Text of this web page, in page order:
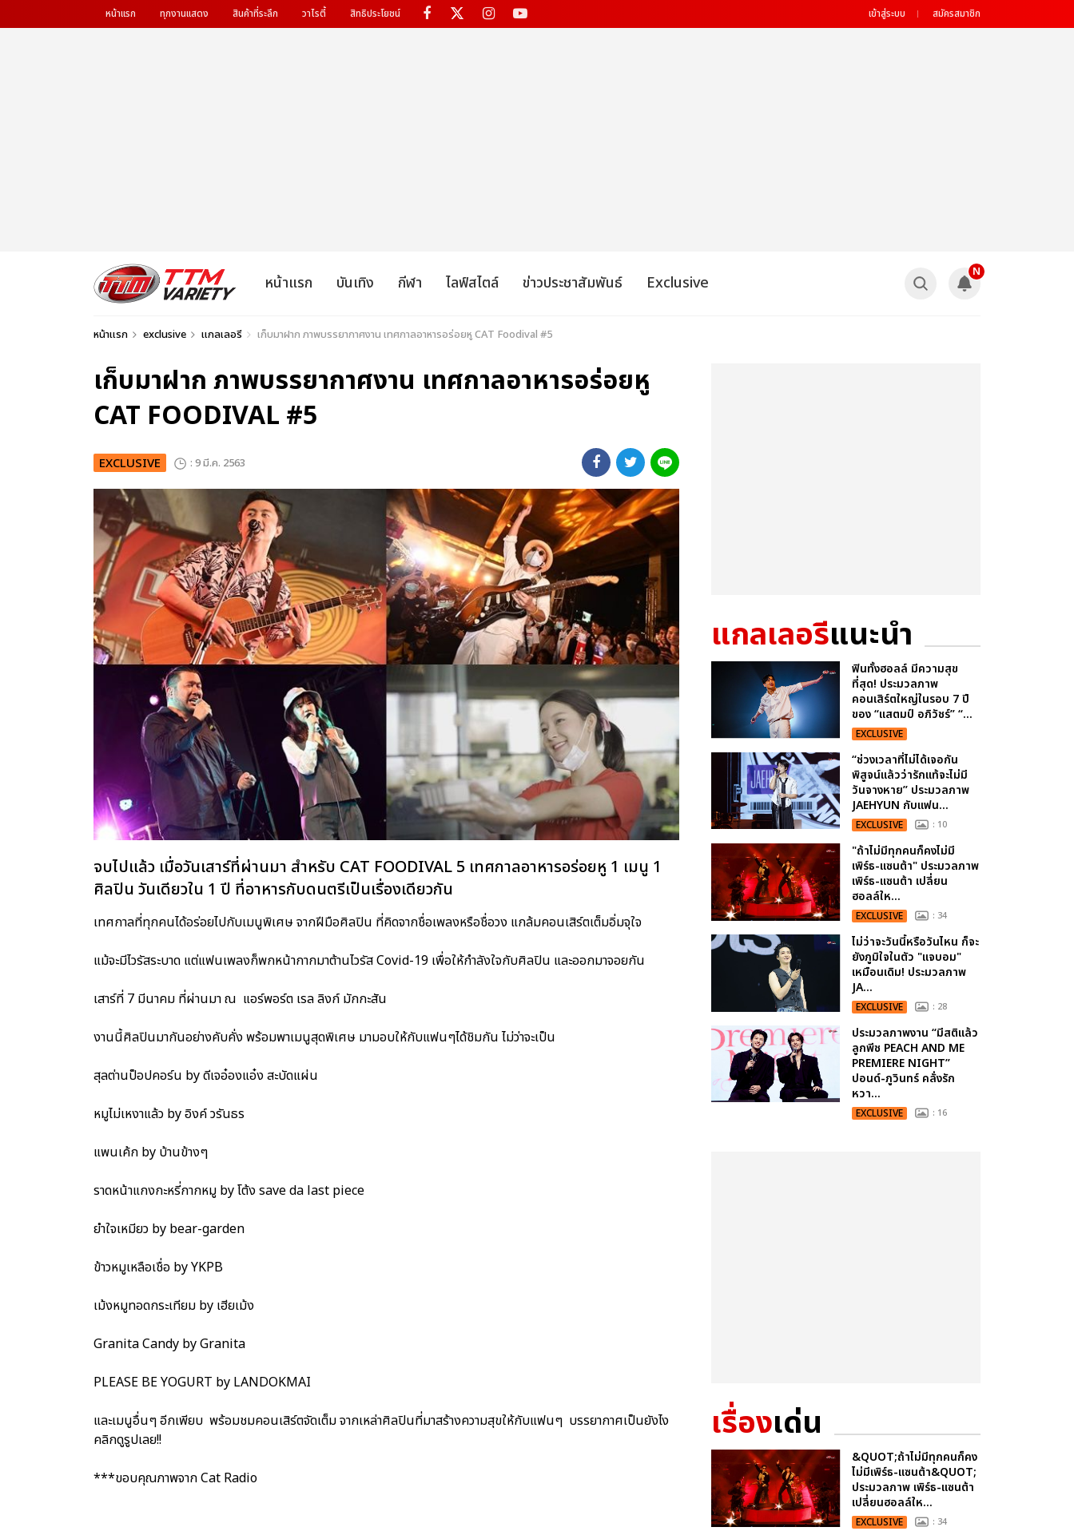
หน้าแรก ทุกงานแสดง สินค้าที่ระลึก วาไรตี้ สิทธิประโยชน์ เข้าสู่ระบบ สมัครสมาชิก
หน้าแรก บันเทิง กีฬา ไลฟ์สไตล์ ข่าวประชาสัมพันธ์ Exclusive
N
หน้าแรก exclusive แกลเลอรี เก็บมาฝาก ภาพบรรยากาศงาน เทศกาลอาหารอร่อยหู CAT Foodival #5
เก็บมาฝาก ภาพบรรยากาศงาน เทศกาลอาหารอร่อยหู
CAT FOODIVAL #5
EXCLUSIVE : 9 มี.ค. 2563
จบไปแล้ว เมื่อวันเสาร์ที่ผ่านมา สำหรับ CAT FOODIVAL 5 เทศกาลอาหารอร่อยหู 1 เมนู 1
ศิลปิน วันเดียวใน 1 ปี ที่อาหารกับดนตรีเป็นเรื่องเดียวกัน
เทศกาลที่ทุกคนได้อร่อยไปกับเมนูพิเศษ จากฝีมือศิลปิน ที่คิดจากชื่อเพลงหรือชื่อวง แกล้มคอนเสิร์ตเต็มอิ่มจุใจ
แม้จะมีไวรัสระบาด แต่แฟนเพลงก็พกหน้ากากมาต้านไวรัส Covid-19 เพื่อให้กำลังใจกับศิลปิน และออกมาจอยกัน
เสาร์ที่ 7 มีนาคม ที่ผ่านมา ณ แอร์พอร์ต เรล ลิงก์ มักกะสัน
งานนี้ศิลปินมากันอย่างคับคั่ง พร้อมพาเมนูสุดพิเศษ มามอบให้กับแฟนๆได้ชิมกัน ไม่ว่าจะเป็น
สุลต่านป็อปคอร์น by ดีเจอ๋องแอ๋ง สะบัดแผ่น
หมูไม่เหงาแล้ว by อิงค์ วรันธร
แพนเค้ก by บ้านข้างๆ
ราดหน้าแกงกะหรี่กากหมู by โต้ง save da last piece
ยำใจเหมียว by bear-garden
ข้าวหมูเหลือเชื่อ by YKPB
เม้งหมูทอดกระเทียม by เฮียเม้ง
Granita Candy by Granita
PLEASE BE YOGURT by LANDOKMAI
และเมนูอื่นๆ อีกเพียบ พร้อมชมคอนเสิร์ตจัดเต็ม จากเหล่าศิลปินที่มาสร้างความสุขให้กับแฟนๆ บรรยากาศเป็นยังไง
คลิกดูรูปเลย!!
***ขอบคุณภาพจาก Cat Radio
แกลเลอรีแนะนำ
ฟินทั้งฮอลล์ มีความสุข
ที่สุด! ประมวลภาพ
คอนเสิร์ตใหญ่ในรอบ 7 ปี
ของ “แสตมป์ อภิวัชร์” “...
EXCLUSIVE
“ช่วงเวลาที่ไม่ได้เจอกัน
พิสูจน์แล้วว่ารักแท้จะไม่มี
วันจางหาย” ประมวลภาพ
JAEHYUN กับแฟน...
EXCLUSIVE : 10
"ถ้าไม่มีทุกคนก็คงไม่มี
เพิร์ธ-แซนต้า" ประมวลภาพ
เพิร์ธ-แซนต้า เปลี่ยน
ฮอลล์ให...
EXCLUSIVE : 34
ไม่ว่าจะวันนี้หรือวันไหน ก็จะ
ยังภูมิใจในตัว "แจบอม"
เหมือนเดิม! ประมวลภาพ
JA...
EXCLUSIVE : 28
ประมวลภาพงาน “มีสติแล้ว
ลูกพีช PEACH AND ME
PREMIERE NIGHT”
ปอนด์-ภูวินทร์ คลั่งรัก
หวา...
EXCLUSIVE : 16
เรื่องเด่น
&QUOT;ถ้าไม่มีทุกคนก็คง
ไม่มีเพิร์ธ-แซนต้า&QUOT;
ประมวลภาพ เพิร์ธ-แซนต้า
เปลี่ยนฮอลล์ให...
EXCLUSIVE : 34